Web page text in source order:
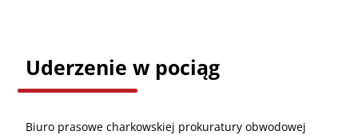
Uderzenie w pociąg
Biuro prasowe charkowskiej prokuratury obwodowej